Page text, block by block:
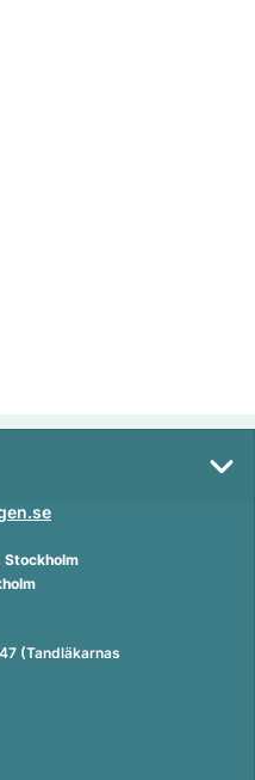
Stockholm
(Tandläkarnas